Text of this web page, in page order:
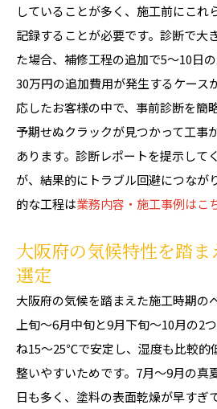
していることが多く、施工前にこれ
記録することが必要です。診断で大
た場合、補修工程の追加で5〜10日
30万円の追加費用が発生するケース
応したお客様の中で、事前診断を簡
予期せぬクラックが見つかって工事
あります。診断レポートを提示して
が、結果的にトラブル回避につなが
的な工程は業務内容・施工事例はこ
大阪府の気候特性を踏ま
選定
大阪府の気候を踏まえた施工時期の
上旬〜6月中旬と9月下旬〜10月の2
ね15〜25℃で安定し、湿度も比較的
整いやすいためです。7月〜9月の
日も多く、塗料の表面乾燥が早すぎ